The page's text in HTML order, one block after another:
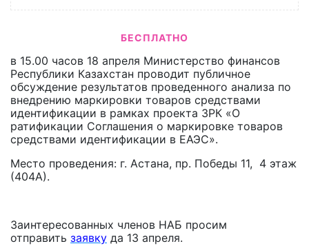
БЕСПЛАТНО
в 15.00 часов 18 апреля Министерство финансов
Республики Казахстан проводит публичное
обсуждение результатов проведенного анализа по
внедрению маркировки товаров средствами
идентификации в рамках проекта ЗРК «О
ратификации Соглашения о маркировке товаров
средствами идентификации в ЕАЭС».
Место проведения: г. Астана, пр. Победы 11, 4 этаж
(404А).
Заинтересованных членов НАБ просим
отправить заявку да 13 апреля.